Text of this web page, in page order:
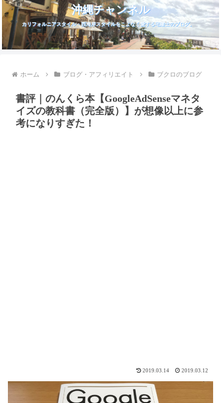
沖縄チャンネル
カリフォルニアスタイル・西海岸スタイルをこよなく愛する宅建士のブログ。
ホーム ブログ・アフィリエイト ブクロのブログ
書評｜のんくら本【GoogleAdSenseマネタ
イズの教科書（完全版）】が想像以上に参
考になりすぎた！
2019.03.14 2019.03.12